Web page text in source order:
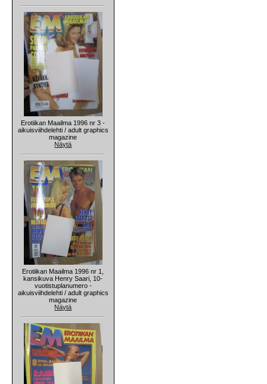
Erotiikan Maailma 1996 nr 3 -
aikuisviihdelehti / adult graphics
magazine
Näytä
Erotiikan Maailma 1996 nr 1,
kansikuva Henry Saari, 10-
vuotistuplanumero -
aikuisviihdelehti / adult graphics
magazine
Näytä